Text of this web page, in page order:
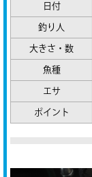
日付
釣り人
大きさ・数
魚種
エサ
ポイント